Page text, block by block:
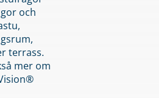
och
terrass.
mer om